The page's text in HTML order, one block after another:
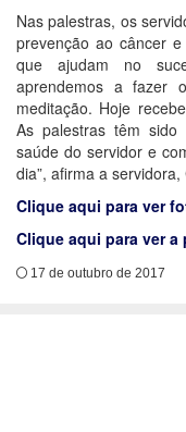
Nas palestras, os
prevenção ao câncer
que ajudam no
aprendemos a fazer
meditação. Hoje
As palestras têm
saúde do servidor e
dia”, afirma a
Clique aqui para ver
Clique aqui para ver
17 de outubro de 2017